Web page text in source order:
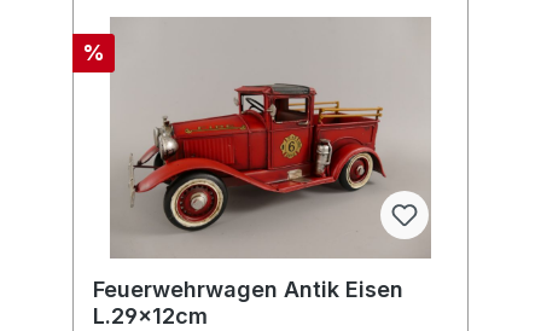
%
Feuerwehrwagen Antik Eisen
L.29x12cm